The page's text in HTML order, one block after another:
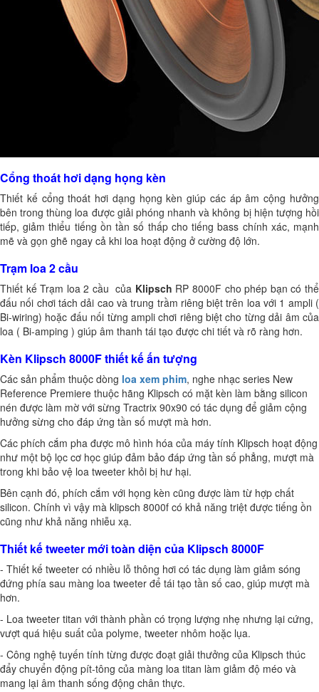
Cổng thoát hơi dạng họng kèn
Thiết kế cổng thoát hơi dạng họng kèn giúp các áp âm cộng hưởng
bên trong thùng loa được giải phóng nhanh và không bị hiện tượng hồi
tiếp, giảm thiểu tiếng ồn tần số thấp cho tiếng bass chính xác, mạnh
mẽ và gọn ghẽ ngay cả khi loa hoạt động ở cường độ lớn.
Trạm loa 2 cầu
Thiết kế Trạm loa 2 cầu của Klipsch RP 8000F cho phép bạn có thể
đấu nối chơi tách dải cao và trung trầm riêng biệt trên loa với 1 ampli (
Bi-wiring) hoặc đấu nối từng ampli chơi riêng biệt cho từng dải âm của
loa ( Bi-amping ) giúp âm thanh tái tạo được chi tiết và rõ ràng hơn.
Kèn Klipsch 8000F thiết kế ấn tượng
Các sản phẩm thuộc dòng loa xem phim, nghe nhạc series New
Reference Premiere thuộc hãng Klipsch có mặt kèn làm bằng silicon
nén được làm mờ với sừng Tractrix 90x90 có tác dụng để giảm cộng
hưởng sừng cho đáp ứng tần số mượt mà hơn.
Các phích cắm pha được mô hình hóa của máy tính Klipsch hoạt động
như một bộ lọc cơ học giúp đảm bảo đáp ứng tần số phẳng, mượt mà
trong khi bảo vệ loa tweeter khỏi bị hư hại.
Bên cạnh đó, phích cắm với họng kèn cũng được làm từ hợp chất
silicon. Chính vì vậy mà klipsch 8000f có khả năng triệt được tiếng ồn
cũng như khả năng nhiễu xạ.
Thiết kế tweeter mới toàn diện của Klipsch 8000F
- Thiết kế tweeter có nhiều lỗ thông hơi có tác dụng làm giảm sóng
đứng phía sau màng loa tweeter để tái tạo tần số cao, giúp mượt mà
hơn.
- Loa tweeter titan với thành phần có trọng lượng nhẹ nhưng lại cứng,
vượt quá hiệu suất của polyme, tweeter nhôm hoặc lụa.
- Công nghệ tuyến tính từng được đoạt giải thưởng của Klipsch thúc
đẩy chuyển động pít-tông của màng loa titan làm giảm độ méo và
mang lại âm thanh sống động chân thực.